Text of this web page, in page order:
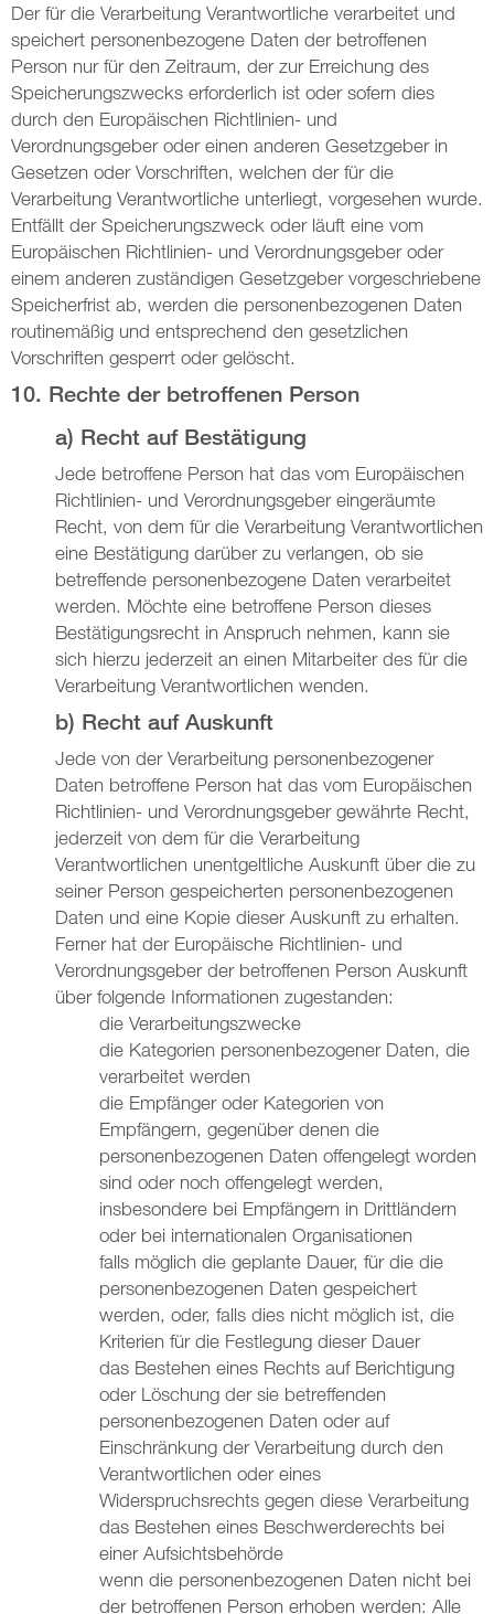
Der für die Verarbeitung Verantwortliche verarbeitet und
speichert personenbezogene Daten der betroffenen
Person nur für den Zeitraum, der zur Erreichung des
Speicherungszwecks erforderlich ist oder sofern dies
durch den Europäischen Richtlinien- und
Verordnungsgeber oder einen anderen Gesetzgeber in
Gesetzen oder Vorschriften, welchen der für die
Verarbeitung Verantwortliche unterliegt, vorgesehen wurde.
Entfällt der Speicherungszweck oder läuft eine vom
Europäischen Richtlinien- und Verordnungsgeber oder
einem anderen zuständigen Gesetzgeber vorgeschriebene
Speicherfrist ab, werden die personenbezogenen Daten
routinemäßig und entsprechend den gesetzlichen
Vorschriften gesperrt oder gelöscht.
10. Rechte der betroffenen Person
a) Recht auf Bestätigung
Jede betroffene Person hat das vom Europäischen
Richtlinien- und Verordnungsgeber eingeräumte
Recht, von dem für die Verarbeitung Verantwortlichen
eine Bestätigung darüber zu verlangen, ob sie
betreffende personenbezogene Daten verarbeitet
werden. Möchte eine betroffene Person dieses
Bestätigungsrecht in Anspruch nehmen, kann sie
sich hierzu jederzeit an einen Mitarbeiter des für die
Verarbeitung Verantwortlichen wenden.
b) Recht auf Auskunft
Jede von der Verarbeitung personenbezogener
Daten betroffene Person hat das vom Europäischen
Richtlinien- und Verordnungsgeber gewährte Recht,
jederzeit von dem für die Verarbeitung
Verantwortlichen unentgeltliche Auskunft über die zu
seiner Person gespeicherten personenbezogenen
Daten und eine Kopie dieser Auskunft zu erhalten.
Ferner hat der Europäische Richtlinien- und
Verordnungsgeber der betroffenen Person Auskunft
über folgende Informationen zugestanden:
die Verarbeitungszwecke
die Kategorien personenbezogener Daten, die
verarbeitet werden
die Empfänger oder Kategorien von
Empfängern, gegenüber denen die
personenbezogenen Daten offengelegt worden
sind oder noch offengelegt werden,
insbesondere bei Empfängern in Drittländern
oder bei internationalen Organisationen
falls möglich die geplante Dauer, für die die
personenbezogenen Daten gespeichert
werden, oder, falls dies nicht möglich ist, die
Kriterien für die Festlegung dieser Dauer
das Bestehen eines Rechts auf Berichtigung
oder Löschung der sie betreffenden
personenbezogenen Daten oder auf
Einschränkung der Verarbeitung durch den
Verantwortlichen oder eines
Widerspruchsrechts gegen diese Verarbeitung
das Bestehen eines Beschwerderechts bei
einer Aufsichtsbehörde
wenn die personenbezogenen Daten nicht bei
der betroffenen Person erhoben werden: Alle